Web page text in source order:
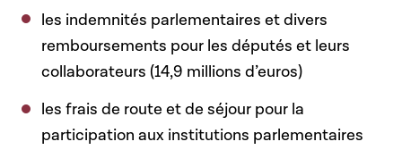
les indemnités parlementaires et divers
remboursements pour les députés et leurs
collaborateurs (14,9 millions d’euros)
les frais de route et de séjour pour la
participation aux institutions parlementaires